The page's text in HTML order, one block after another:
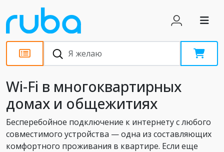
Статьи
Wi-Fi в многоквартирных
домах и общежитиях
Бесперебойное подключение к интернету с любого
совместимого устройства — одна из составляющих
комфортного проживания в квартире. Если еще